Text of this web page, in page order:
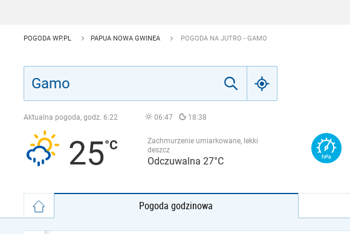
POGODA WP.PL PAPUA NOWA GWINEA POGODA NA JUTRO - GAMO
Aktualna pogoda, godz. 6:22 06:47 18:38
25
Zachmurzenie umiarkowane, lekki
deszcz
Odczuwalna 27°C
Pogoda godzinowa